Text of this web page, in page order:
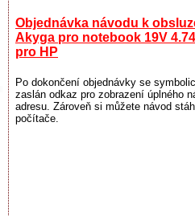
Objednávka návodu k
Akyga pro notebook 19V
pro HP
Po dokončení objednávky se
zaslán odkaz pro zobrazení úplného
adresu. Zároveň si můžete návod
počítače.